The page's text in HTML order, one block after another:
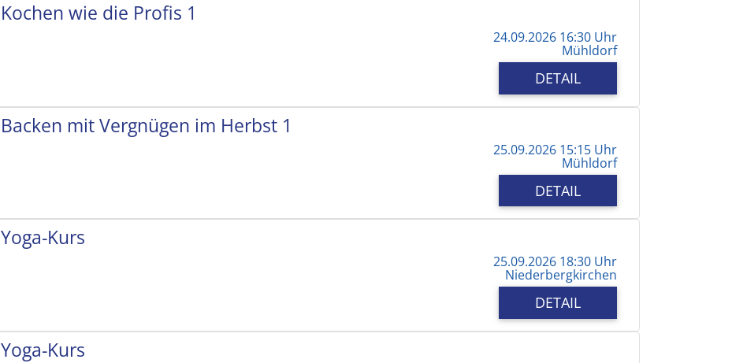
Kochen wie die Profis 1
24.09.2026 16:30 Uhr
Mühldorf
DETAIL
Backen mit Vergnügen im Herbst 1
25.09.2026 15:15 Uhr
Mühldorf
DETAIL
Yoga-Kurs
25.09.2026 18:30 Uhr
Niederbergkirchen
DETAIL
Yoga-Kurs